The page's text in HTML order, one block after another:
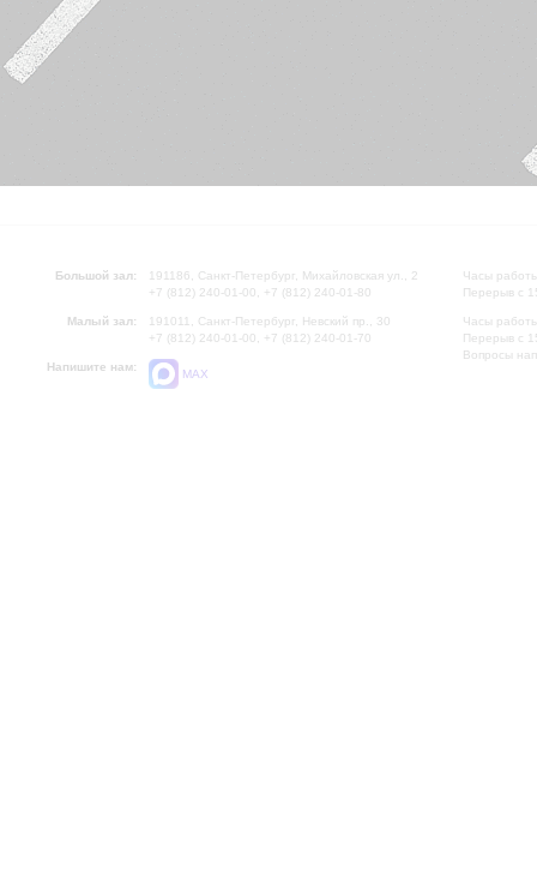
Большой зал:
191186, Санкт-Петербург, Михайловская ул., 2
+7 (812) 240-01-00, +7 (812) 240-01-80
Малый зал:
191011, Санкт-Петербург, Невский пр., 30
+7 (812) 240-01-00, +7 (812) 240-01-70
Напишите нам:
MAX
Часы
Перерыв с
Часы
Перерыв с
Вопросы